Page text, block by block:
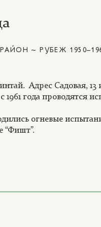
~ РУБЕЖ
Адрес Садовая,
1961 года проводятся
огневые
“Фишт”.